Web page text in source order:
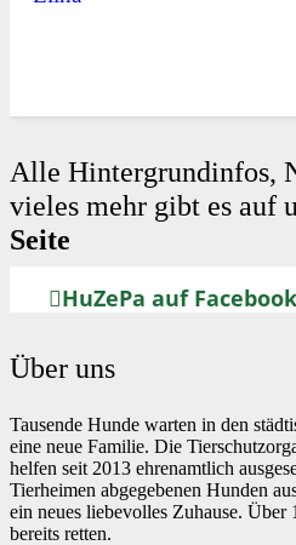
Alle Hintergrundinfos,
vieles mehr gibt es auf
Seite
HuZePa auf Facebook
Über uns
Tausende Hunde warten in den
eine neue Familie. Die
helfen seit 2013 ehrenamtlich
Tierheimen abgegebenen Hunden
ein neues liebevolles Zuhause.
bereits retten.